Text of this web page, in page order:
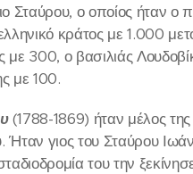
ο οποίος ήταν ο
κράτος με 1.000
300, ο βασιλιάς
με 100.
(1788-1869) ήταν μέλος της
Ήταν γιος του Σταύρου
του την